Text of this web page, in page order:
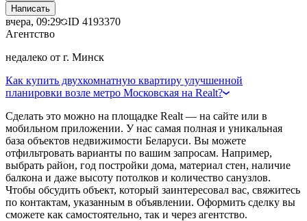
Написать
вчера, 09:29 ID 4193370
Агентство
недалеко от г. Минск
Как купить двухкомнатную квартиру улучшенной
планировки возле метро Московская на Realt?
Сделать это можно на площадке Realt — на сайте или в
мобильном приложении. У нас самая полная и уникальная
база объектов недвижимости Беларуси. Вы можете
отфильтровать варианты по вашим запросам. Например,
выбрать район, год постройки дома, материал стен, наличие
балкона и даже высоту потолков и количество санузлов.
Чтобы обсудить объект, который заинтересовал вас, свяжитесь
по контактам, указанным в объявлении. Оформить сделку вы
сможете как самостоятельно, так и через агентство.